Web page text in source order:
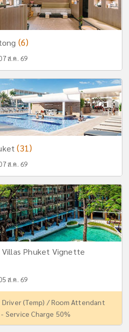
(6)
ส.ค. 69
(31)
ส.ค. 69
Villas Phuket Vignette
ส.ค. 69
(Temp) / Room Attendant
Service Charge 50%